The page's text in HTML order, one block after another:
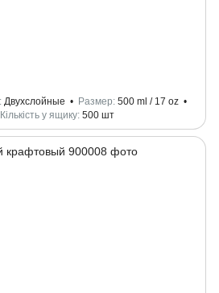
Двухслойные Размер 500 ml / 17 oz
Кількість у ящику 500 шт